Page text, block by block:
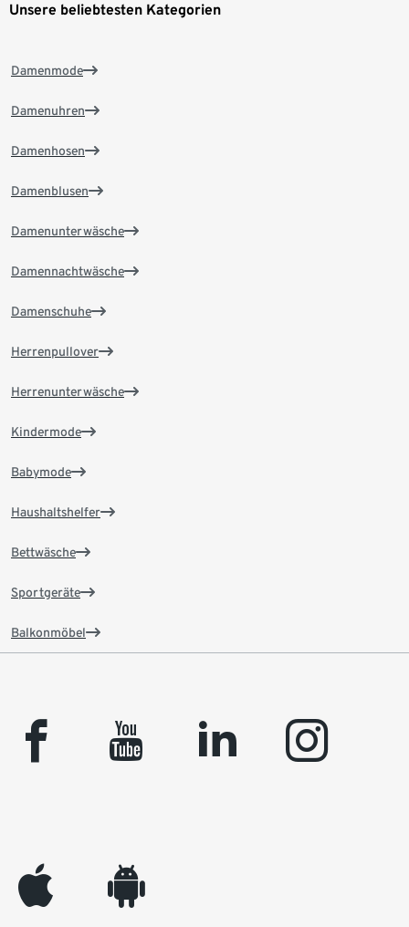
Unsere beliebtesten Kategorien
Damenmode
Damenuhren
Damenhosen
Damenblusen
Damenunterwäsche
Damennachtwäsche
Damenschuhe
Herrenpullover
Herrenunterwäsche
Kindermode
Babymode
Haushaltshelfer
Bettwäsche
Sportgeräte
Balkonmöbel
facebook youtube linkedin instagram
appleinc android